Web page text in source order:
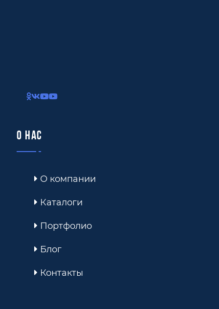
О нас
О компании
Каталоги
Портфолио
Блог
Контакты